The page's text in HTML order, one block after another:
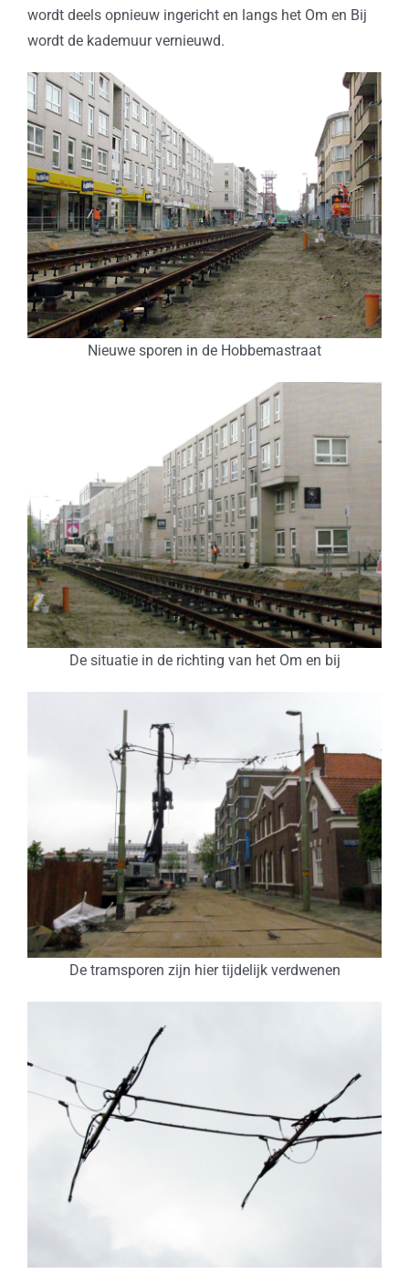
wordt deels opnieuw ingericht en langs het Om en Bij
wordt de kademuur vernieuwd.
Nieuwe sporen in de Hobbemastraat
De situatie in de richting van het Om en bij
De tramsporen zijn hier tijdelijk verdwenen